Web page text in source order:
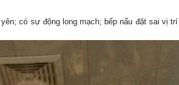
có sự động long mạch; bếp nấu đặt sai vị